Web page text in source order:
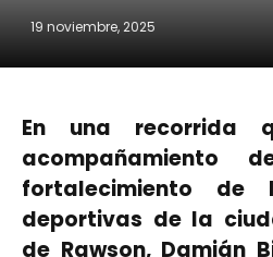
19 noviembre, 2025
En una recorrida
acompañamiento
fortalecimiento de
deportivas de la
de Rawson, Damián